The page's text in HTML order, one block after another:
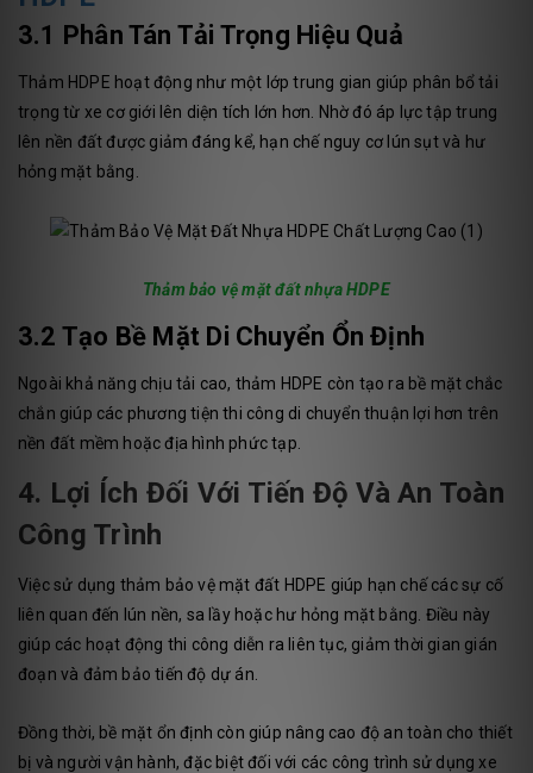
3.1 Phân Tán Tải Trọng Hiệu Quả
Thảm HDPE hoạt động như một lớp trung gian giúp phân bổ tải
trọng từ xe cơ giới lên diện tích lớn hơn. Nhờ đó áp lực tập trung
lên nền đất được giảm đáng kể, hạn chế nguy cơ lún sụt và hư
hỏng mặt bằng.
Thảm bảo vệ mặt đất nhựa HDPE
3.2 Tạo Bề Mặt Di Chuyển Ổn Định
Ngoài khả năng chịu tải cao, thảm HDPE còn tạo ra bề mặt chắc
chắn giúp các phương tiện thi công di chuyển thuận lợi hơn trên
nền đất mềm hoặc địa hình phức tạp.
4. Lợi Ích Đối Với Tiến Độ Và An Toàn
Công Trình
Việc sử dụng thảm bảo vệ mặt đất HDPE giúp hạn chế các sự cố
liên quan đến lún nền, sa lầy hoặc hư hỏng mặt bằng. Điều này
giúp các hoạt động thi công diễn ra liên tục, giảm thời gian gián
đoạn và đảm bảo tiến độ dự án.
Đồng thời, bề mặt ổn định còn giúp nâng cao độ an toàn cho thiết
bị và người vận hành, đặc biệt đối với các công trình sử dụng xe